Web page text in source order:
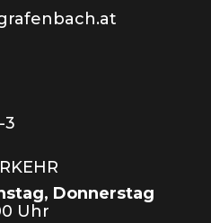
3
Donnerstag
Uhr